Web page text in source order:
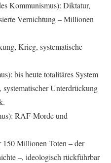
Kommunismus): Diktatur,
Vernichtung – Millionen
Krieg, systematische
bis heute totalitäres System
Unterdrückung
RAF-Morde und
150 Millionen Toten – der
–, ideologisch rückführbar